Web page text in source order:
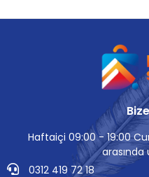
Haftaiçi 09:00 - 19:00
arasında
0312 419 72 18